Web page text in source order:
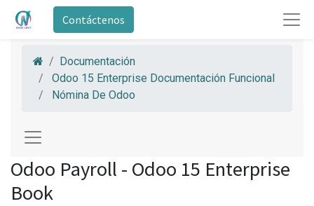
Contáctenos
Documentación
Odoo 15 Enterprise Documentación Funcional
Nómina De Odoo
Odoo Payroll - Odoo 15 Enterprise
Book